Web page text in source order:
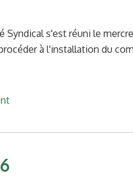
Syndical s'est réuni le
à l'installation du